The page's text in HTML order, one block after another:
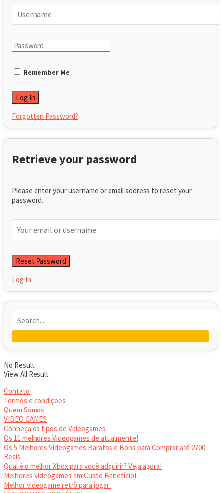
Remember Me
Forgotten Password?
Retrieve your password
Please enter your username or email address to reset your
password.
Log In
No Result
View All Result
Contato
Termos e condições
Quem Somos
VIDEO GAMES
Conheça os tipos de Videogames
Os 11 melhores Videogames de atualmente!
Os 5 Melhores Videogames Baratos e Bons para Comprar até 2700
Reais
Qual é o melhor Xbox para você adquirir? Veja agora!
Melhores Videogames em Custo Benefício!
Melhor videogame retrô para jogar!